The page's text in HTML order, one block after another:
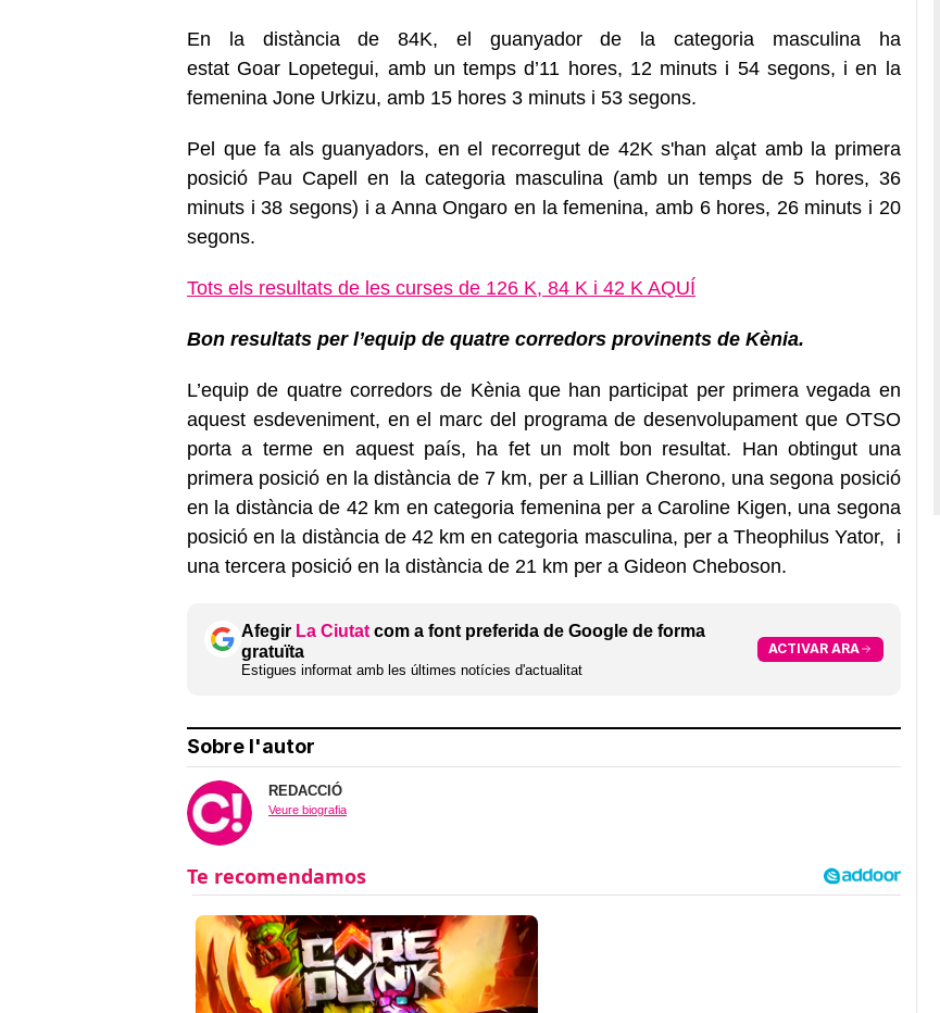
En la distància de 84K, el guanyador de la categoria masculina ha
estat Goar Lopetegui, amb un temps d’11 hores, 12 minuts i 54 segons, i en la
femenina Jone Urkizu, amb 15 hores 3 minuts i 53 segons.
Pel que fa als guanyadors, en el recorregut de 42K s'han alçat amb la primera
posició Pau Capell en la categoria masculina (amb un temps de 5 hores, 36
minuts i 38 segons) i a Anna Ongaro en la femenina, amb 6 hores, 26 minuts i 20
segons.
Tots els resultats de les curses de 126 K, 84 K i 42 K AQUÍ
Bon resultats per l’equip de quatre corredors provinents de Kènia.
L’equip de quatre corredors de Kènia que han participat per primera vegada en
aquest esdeveniment, en el marc del programa de desenvolupament que OTSO
porta a terme en aquest país, ha fet un molt bon resultat. Han obtingut una
primera posició en la distància de 7 km, per a Lillian Cherono, una segona posició
en la distància de 42 km en categoria femenina per a Caroline Kigen, una segona
posició en la distància de 42 km en categoria masculina, per a Theophilus Yator, i
una tercera posició en la distància de 21 km per a Gideon Cheboson.
Afegir La Ciutat com a font preferida de Google de forma
gratuïta
Estigues informat amb les últimes notícies d'actualitat
ACTIVAR ARA
Sobre l'autor
REDACCIÓ
Veure biografia